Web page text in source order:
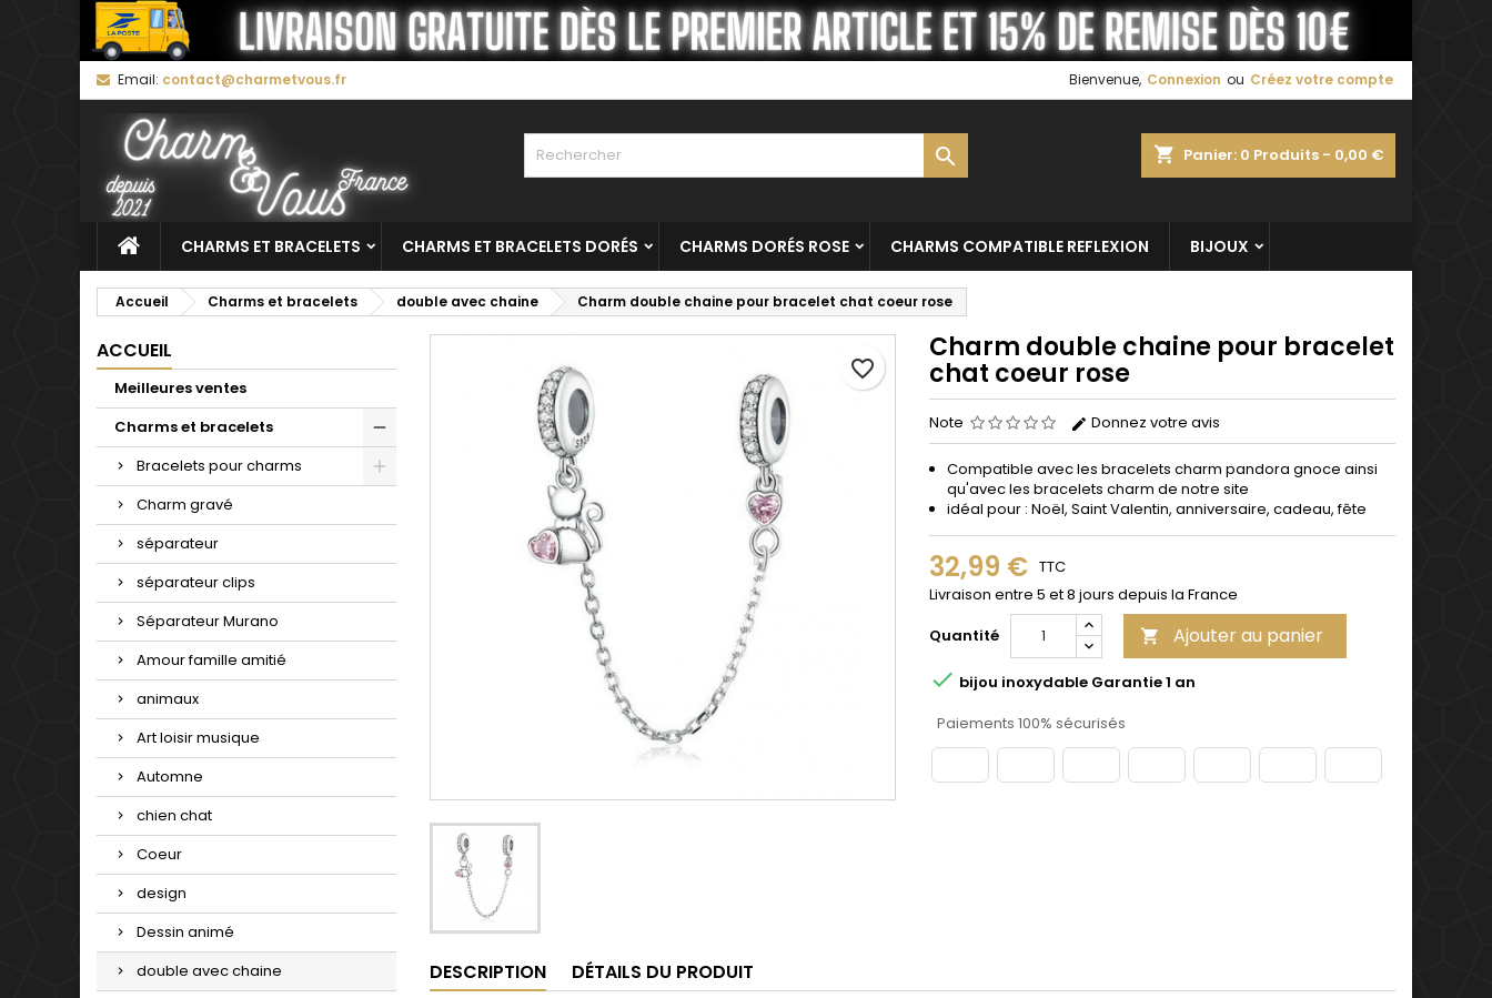
Email: contact@charmetvous.fr Bienvenue, Connexion ou Créez votre compte
shopping_cart Panier: 0 Produits - 0,00 €

CHARMS ET BRACELETS CHARMS ET BRACELETS DORÉS CHARMS DORÉS ROSE CHARMS COMPATIBLE REFLEXION BIJOUX
Accueil Charms et bracelets double avec chaine Charm double chaine pour bracelet chat coeur rose
ACCUEIL
Meilleures ventes
Charms et bracelets
Bracelets pour charms
Charm gravé
séparateur
séparateur clips
Séparateur Murano
Amour famille amitié
animaux
Art loisir musique
Automne
chien chat
Coeur
design
Dessin animé
double avec chaine
favorite_border
Charm double chaine pour bracelet
chat coeur rose
Note Donnez votre avis
Compatible avec les bracelets charm pandora gnoce ainsi
qu'avec les bracelets charm de notre site
idéal pour : Noël, Saint Valentin, anniversaire, cadeau, fête
32,99 € TTC
Livraison entre 5 et 8 jours depuis la France
Quantité
 Ajouter au panier
 bijou inoxydable Garantie 1 an
Paiements 100% sécurisés
DESCRIPTION DÉTAILS DU PRODUIT
Mes listes ×
Créer une liste d'envies ×
Nom de la liste d'envies
Annuler Créer une liste d'envies
Connexion ×